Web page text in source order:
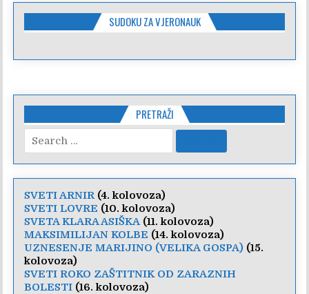
SUDOKU ZA VJERONAUK
PRETRAŽI
Search
for:
SVETI ARNIR(4. kolovoza)
SVETI LOVRE (10. kolovoza)
SVETA KLARA ASIŠKA (11. kolovoza)
MAKSIMILIJAN KOLBE (14. kolovoza)
UZNESENJE MARIJINO (VELIKA GOSPA) (15.
kolovoza)
SVETI ROKO ZAŠTITNIK OD ZARAZNIH
BOLESTI (16. kolovoza)